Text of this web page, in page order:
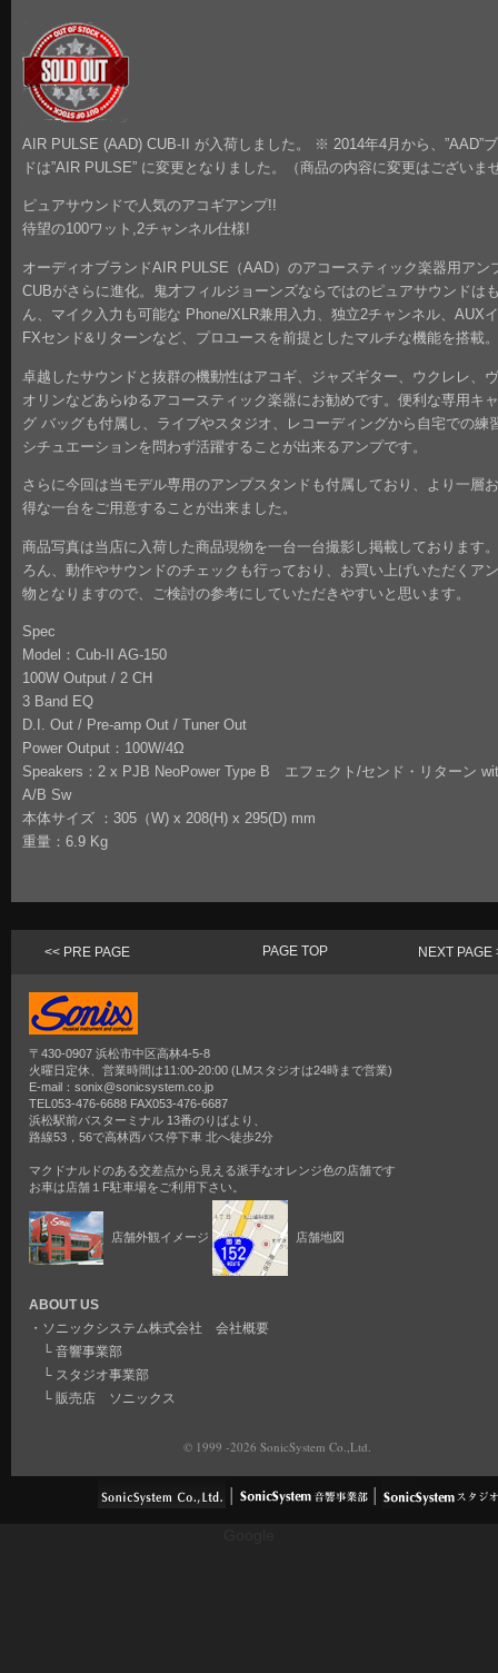
AIR PULSE (AAD) CUB-II が入荷しました。 ※ 2014年4月から、”AAD”
ドは”AIR PULSE” に変更となりました。（商品の内容に変更はございま
ピュアサウンドで人気のアコギアンプ!!
待望の100ワット,2チャンネル仕様!
オーディオブランドAIR PULSE（AAD）のアコースティック楽器用アン
CUBがさらに進化。鬼才フィルジョーンズならではのピュアサウンドは
ん、マイク入力も可能な Phone/XLR兼用入力、独立2チャンネル、AUX
FXセンド&リターンなど、プロユースを前提としたマルチな機能を搭載。
卓越したサウンドと抜群の機動性はアコギ、ジャズギター、ウクレレ、
オリンなどあらゆるアコースティック楽器にお勧めです。便利な専用キ
グ バッグも付属し、ライブやスタジオ、レコーディングから自宅での練
シチュエーションを問わず活躍することが出来るアンプです。
さらに今回は当モデル専用のアンプスタンドも付属しており、より一層
得な一台をご用意することが出来ました。
商品写真は当店に入荷した商品現物を一台一台撮影し掲載しております
ろん、動作やサウンドのチェックも行っており、お買い上げいただくア
物となりますので、ご検討の参考にしていただきやすいと思います。
Spec
Model：Cub-II AG-150
100W Output / 2 CH
3 Band EQ
D.I. Out / Pre-amp Out / Tuner Out
Power Output：100W/4Ω
Speakers：2 x PJB NeoPower Type B エフェクト/センド・リターン
A/B Sw
本体サイズ ：305（W) x 208(H) x 295(D) mm
重量：6.9 Kg
<< PRE PAGE NEXT PAGE
PAGE TOP
〒430-0907 浜松市中区高林4-5-8
火曜日定休、営業時間は11:00-20:00 (LMスタジオは24時まで営業)
E-mail：sonix@sonicsystem.co.jp
TEL053-476-6688 FAX053-476-6687
浜松駅前バスターミナル 13番のりばより、
路線53，56で高林西バス停下車 北へ徒歩2分
マクドナルドのある交差点から見える派手なオレンジ色の店舗です
お車は店舗１F駐車場をご利用下さい。
店舗外観イメージ 店舗地図
ABOUT US
・ ソニックシステム株式会社 会社概要
└ 音響事業部
└ スタジオ事業部
└ 販売店 ソニックス
© 1999 -2026 SonicSystem Co.,Ltd.